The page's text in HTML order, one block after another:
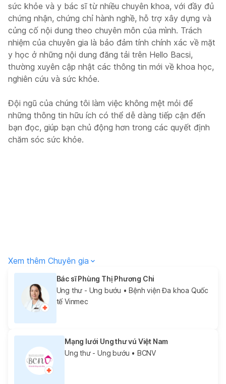
sức khỏe và y bác sĩ từ nhiều chuyên khoa, với đầy đủ
chứng nhận, chứng chỉ hành nghề, hỗ trợ xây dựng và
củng cố nội dung theo chuyên môn của mình. Trách
nhiệm của chuyên gia là bảo đảm tính chính xác về mặt
y học ở những nội dung đăng tải trên Hello Bacsi,
thường xuyên cập nhật các thông tin mới về khoa học,
nghiên cứu và sức khỏe.
Đội ngũ của chúng tôi làm việc không mệt mỏi để
những thông tin hữu ích có thể dễ dàng tiếp cận đến
bạn đọc, giúp bạn chủ động hơn trong các quyết định
chăm sóc sức khỏe.
Xem thêm Chuyên gia
Bác sĩ Phùng Thị Phương Chi
Ung thư - Ung bướu • Bệnh viện Đa khoa Quốc
tế Vinmec
Mạng lưới Ung thư vú Việt Nam
Ung thư - Ung bướu • BCNV